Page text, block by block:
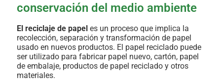
conservación del medio ambiente
El reciclaje de papel es un proceso que implica la
recolección, separación y transformación de papel
usado en nuevos productos. El papel reciclado puede
ser utilizado para fabricar papel nuevo, cartón, papel
de embalaje, productos de papel reciclado y otros
materiales.